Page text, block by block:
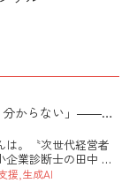
分からない」――そ
使い方
は。〝次世代経営者
企業診断士の田中 健
算書が読めない社長
援 生成AI